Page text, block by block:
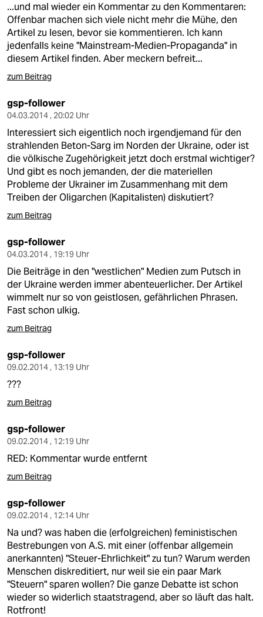
...und mal wieder ein Kommentar zu den Kommentaren:
Offenbar machen sich viele nicht mehr die Mühe, den
Artikel zu lesen, bevor sie kommentieren. Ich kann
jedenfalls keine "Mainstream-Medien-Propaganda" in
diesem Artikel finden. Aber meckern befreit...
zum Beitrag
gsp-follower
04.03.2014 , 20:02 Uhr
Interessiert sich eigentlich noch irgendjemand für den
strahlenden Beton-Sarg im Norden der Ukraine, oder ist
die völkische Zugehörigkeit jetzt doch erstmal wichtiger?
Und gibt es noch jemanden, der die materiellen
Probleme der Ukrainer im Zusammenhang mit dem
Treiben der Oligarchen (Kapitalisten) diskutiert?
zum Beitrag
gsp-follower
04.03.2014 , 19:19 Uhr
Die Beiträge in den "westlichen" Medien zum Putsch in
der Ukraine werden immer abenteuerlicher. Der Artikel
wimmelt nur so von geistlosen, gefährlichen Phrasen.
Fast schon ulkig.
zum Beitrag
gsp-follower
09.02.2014 , 13:19 Uhr
???
zum Beitrag
gsp-follower
09.02.2014 , 12:19 Uhr
RED: Kommentar wurde entfernt
zum Beitrag
gsp-follower
09.02.2014 , 12:14 Uhr
Na und? was haben die (erfolgreichen) feministischen
Bestrebungen von A.S. mit einer (offenbar allgemein
anerkannten) "Steuer-Ehrlichkeit" zu tun? Warum werden
Menschen diskreditiert, nur weil sie ein paar Mark
"Steuern" sparen wollen? Die ganze Debatte ist schon
wieder so widerlich staatstragend, aber so läuft das halt.
Rotfront!